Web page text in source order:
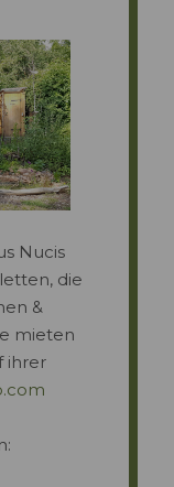
Nucis
die
&
mieten
ihrer